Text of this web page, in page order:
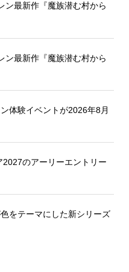
ン最新作『魔族潜む村から
ン最新作『魔族潜む村から
体験イベントが2026年8月
のアーリーエントリー
をテーマにした新シリーズ